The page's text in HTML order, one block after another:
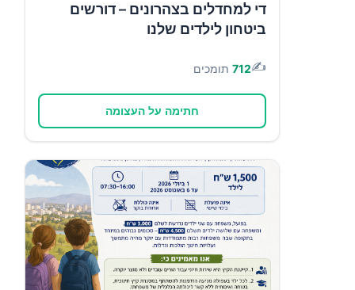
די למחדלים בצהרונים – דורשים
ביטחון לילדים שלנו
✍️
712 תומכים
חתימה על העצומה